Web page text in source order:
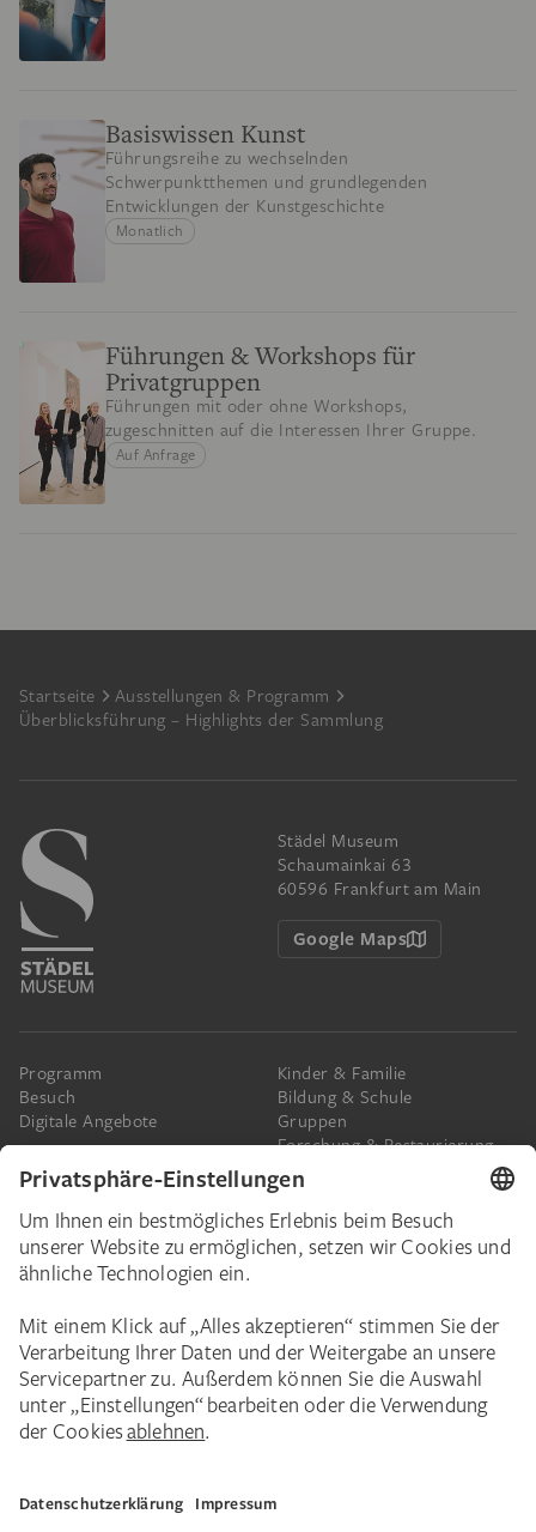
Basiswissen Kunst
Führungsreihe zu wechselnden
Schwerpunktthemen und grundlegenden
Entwicklungen der Kunstgeschichte
Monatlich
Führungen & Workshops für
Privatgruppen
Führungen mit oder ohne Workshops,
zugeschnitten auf die Interessen Ihrer Gruppe.
Auf Anfrage
Footer
Startseite
Ausstellungen & Programm
Überblicksführung – Highlights der Sammlung
Städel Museum
Schaumainkai 63
60596 Frankfurt am Main
Google Maps
Programm
Besuch
Digitale Angebote
Kinder & Familie
Bildung & Schule
Gruppen
Forschung & Restaurierung
Presse
Das Städel
Spenden
Schenkungen & Nachlass
Corporate Events
Städelverein
Karriere
Städel Stories
Newsletter